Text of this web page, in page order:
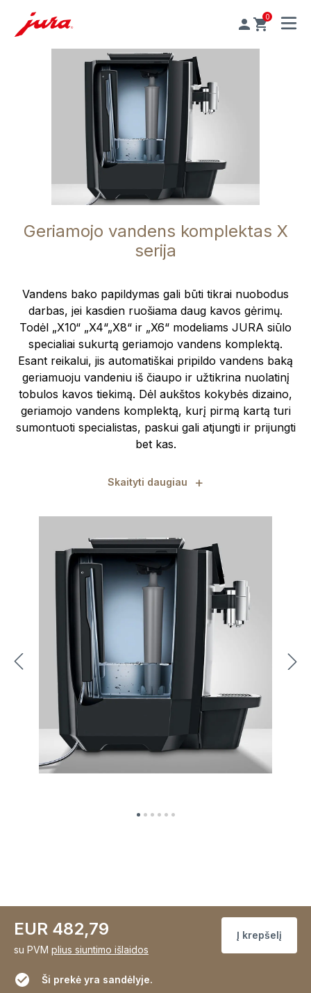
0
MENU
Geriamojo vandens komplektas X
serija
Vandens bako papildymas gali būti tikrai nuobodus
darbas, jei kasdien ruošiama daug kavos gėrimų.
Todėl „X10“ „X4“„X8“ ir „X6“ modeliams JURA siūlo
specialiai sukurtą geriamojo vandens komplektą.
Esant reikalui, jis automatiškai pripildo vandens baką
geriamuoju vandeniu iš čiaupo ir užtikrina nuolatinį
tobulos kavos tiekimą. Dėl aukštos kokybės dizaino,
geriamojo vandens komplektą, kurį pirmą kartą turi
sumontuoti specialistas, paskui gali atjungti ir prijungti
bet kas.
Skaityti daugiau +
EUR 482,79
su PVM plius siuntimo išlaidos
Į krepšelį
Ši prekė yra sandėlyje.